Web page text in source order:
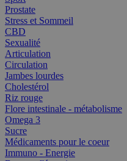
Prostate
Stress et Sommeil
CBD
Sexualité
Articulation
Circulation
Jambes lourdes
Cholestérol
Riz rouge
Flore intestinale - métabolisme
Omega 3
Sucre
Médicaments pour le coeur
Immuno - Energie